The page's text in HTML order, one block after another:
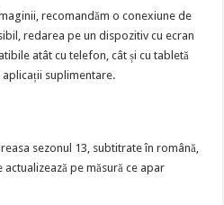
recomandăm o conexiune de
redarea pe un dispozitiv cu ecran
atât cu telefon, cât și cu tabletă
aplicații suplimentare.
sezonul 13, subtitrate în română,
actualizează pe măsură ce apar